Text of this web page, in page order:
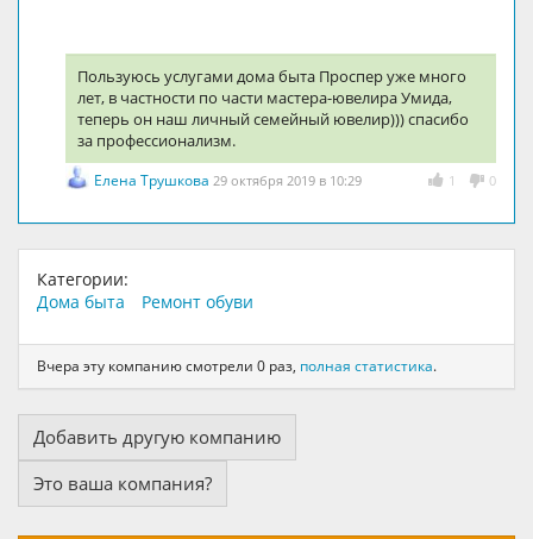
Пользуюсь услугами дома быта Проспер уже много
лет, в частности по части мастера-ювелира Умида,
теперь он наш личный семейный ювелир))) спасибо
за профессионализм.
1 0
Елена Трушкова 29 октября 2019 в 10:29
Категории:
Дома быта
Ремонт обуви
Вчера эту компанию смотрели 0 раз, полная статистика.
Добавить другую компанию
Это ваша компания?